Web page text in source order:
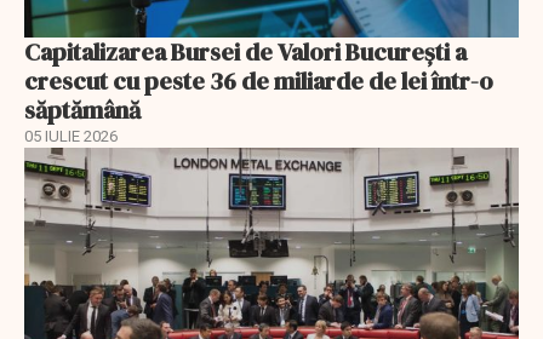
Capitalizarea Bursei de Valori Bucureşti a
crescut cu peste 36 de miliarde de lei într-o
săptămână
05 IULIE 2026